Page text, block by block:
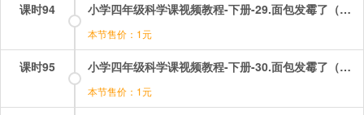
课时94 小学四年级科学课视频教程-下册-29.面包发霉了（一）——观察发霉的面包.mp4
本节售价：1元
课时95 小学四年级科学课视频教程-下册-30.面包发霉了（二）——探究发霉速度.mp4
本节售价：1元